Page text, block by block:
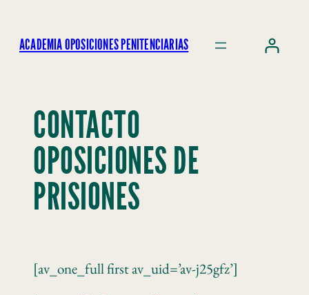
ACADEMIA OPOSICIONES PENITENCIARIAS
CONTACTO
OPOSICIONES DE
PRISIONES
[av_one_full first av_uid=’av-j25gfz’]